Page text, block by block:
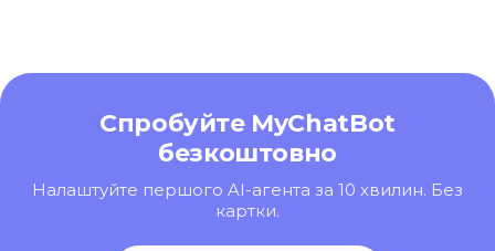
Спробуйте MyChatBot
безкоштовно
Налаштуйте першого AI-агента за 10 хвилин. Без
картки.